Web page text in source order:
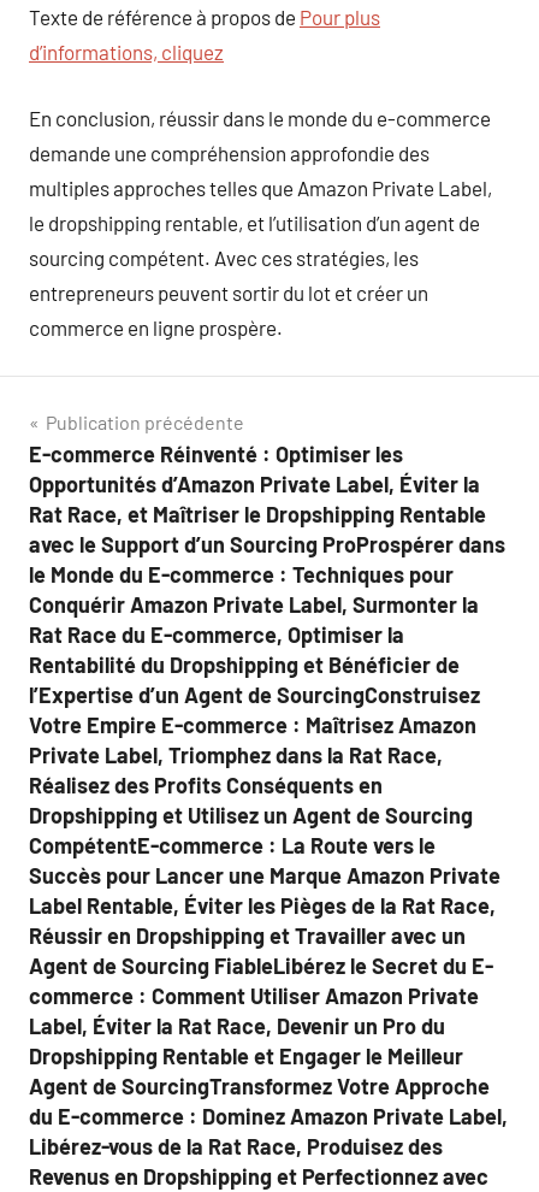
Texte de référence à propos de Pour plus
d’informations, cliquez
En conclusion, réussir dans le monde du e-commerce
demande une compréhension approfondie des
multiples approches telles que Amazon Private Label,
le dropshipping rentable, et l’utilisation d’un agent de
sourcing compétent. Avec ces stratégies, les
entrepreneurs peuvent sortir du lot et créer un
commerce en ligne prospère.
Navigation
de
l’article
Publication précédente
E-commerce Réinventé : Optimiser les
Opportunités d’Amazon Private Label, Éviter la
Rat Race, et Maîtriser le Dropshipping Rentable
avec le Support d’un Sourcing ProProspérer dans
le Monde du E-commerce : Techniques pour
Conquérir Amazon Private Label, Surmonter la
Rat Race du E-commerce, Optimiser la
Rentabilité du Dropshipping et Bénéficier de
l’Expertise d’un Agent de SourcingConstruisez
Votre Empire E-commerce : Maîtrisez Amazon
Private Label, Triomphez dans la Rat Race,
Réalisez des Profits Conséquents en
Dropshipping et Utilisez un Agent de Sourcing
CompétentE-commerce : La Route vers le
Succès pour Lancer une Marque Amazon Private
Label Rentable, Éviter les Pièges de la Rat Race,
Réussir en Dropshipping et Travailler avec un
Agent de Sourcing FiableLibérez le Secret du E-
commerce : Comment Utiliser Amazon Private
Label, Éviter la Rat Race, Devenir un Pro du
Dropshipping Rentable et Engager le Meilleur
Agent de SourcingTransformez Votre Approche
du E-commerce : Dominez Amazon Private Label,
Libérez-vous de la Rat Race, Produisez des
Revenus en Dropshipping et Perfectionnez avec